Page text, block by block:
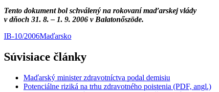
Tento dokument bol schválený na rokovaní maďarskej vlády
v dňoch 31. 8. – 1. 9. 2006 v Balatonőszöde.
IB-10/2006Maďarsko
Súvisiace články
Maďarský minister zdravotníctva podal demisiu
Potenciálne riziká na trhu zdravotného poistenia (PDF, angl.)